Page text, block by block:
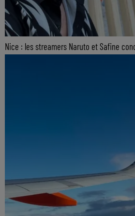
Nice : les streamers Naruto et Safine